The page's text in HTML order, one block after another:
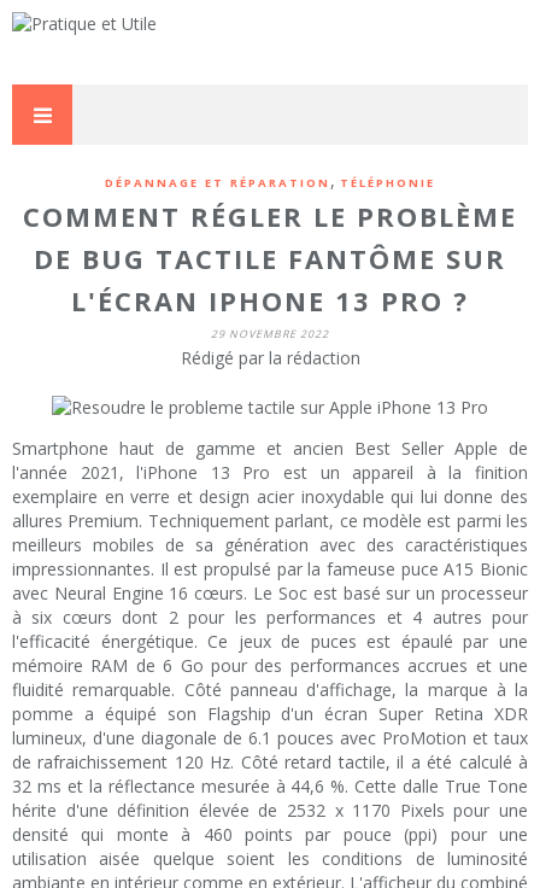
DÉPANNAGE ET RÉPARATION , TÉLÉPHONIE
COMMENT RÉGLER LE PROBLÈME
DE BUG TACTILE FANTÔME SUR
L'ÉCRAN IPHONE 13 PRO ?
29 NOVEMBRE 2022
Rédigé par la rédaction
Smartphone haut de gamme et ancien Best Seller Apple de
l'année 2021, l'iPhone 13 Pro est un appareil à la finition
exemplaire en verre et design acier inoxydable qui lui donne des
allures Premium. Techniquement parlant, ce modèle est parmi les
meilleurs mobiles de sa génération avec des caractéristiques
impressionnantes. Il est propulsé par la fameuse puce A15 Bionic
avec Neural Engine 16 cœurs. Le Soc est basé sur un processeur
à six cœurs dont 2 pour les performances et 4 autres pour
l'efficacité énergétique. Ce jeux de puces est épaulé par une
mémoire RAM de 6 Go pour des performances accrues et une
fluidité remarquable. Côté panneau d'affichage, la marque à la
pomme a équipé son Flagship d'un écran Super Retina XDR
lumineux, d'une diagonale de 6.1 pouces avec ProMotion et taux
de rafraichissement 120 Hz. Côté retard tactile, il a été calculé à
32 ms et la réflectance mesurée à 44,6 %. Cette dalle True Tone
hérite d'une définition élevée de 2532 x 1170 Pixels pour une
densité qui monte à 460 points par pouce (ppi) pour une
utilisation aisée quelque soient les conditions de luminosité
ambiante en intérieur comme en extérieur. L'afficheur du combiné